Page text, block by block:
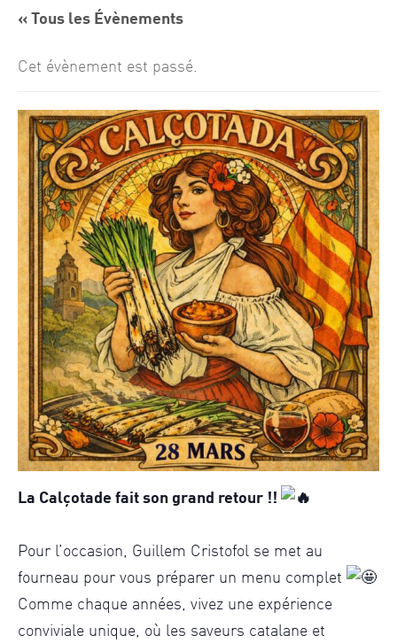
« Tous les Évènements
Cet évènement est passé.
La Calçotade fait son grand retour !!
Pour l’occasion, Guillem Cristofol se met au
fourneau pour vous préparer un menu complet
Comme chaque années, vivez une expérience
conviviale unique, où les saveurs catalane et